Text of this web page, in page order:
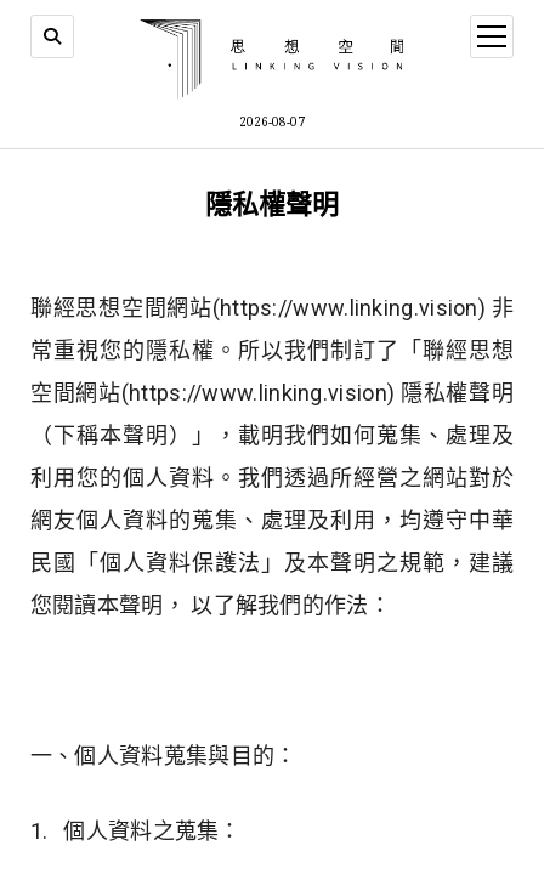
2026-08-07
隱私權聲明
聯經思想空間網站(https://www.linking.vision) 非
常重視您的隱私權。所以我們制訂了「聯經思想
空間網站(https://www.linking.vision) 隱私權聲明
（下稱本聲明）」，載明我們如何蒐集、處理及
利用您的個人資料。我們透過所經營之網站對於
網友個人資料的蒐集、處理及利用，均遵守中華
民國「個人資料保護法」及本聲明之規範，建議
您閱讀本聲明， 以了解我們的作法：
一、個人資料蒐集與目的：
1. 個人資料之蒐集：